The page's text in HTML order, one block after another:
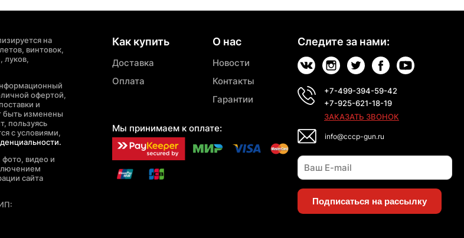
на
винтовок,
луков,
офертой,
и
быть изменены
пользуясь
с условиями,
видео и
сайта
Как купить
Доставка
Оплата
Мы принимаем к оплате:
О нас
Новости
Контакты
Гарантии
Следите за нами:
+7-499-394-59-42
+7-925-621-18-19
ЗАКАЗАТЬ ЗВОНОК
info@cccp-gun.ru
Подписаться на рассылку